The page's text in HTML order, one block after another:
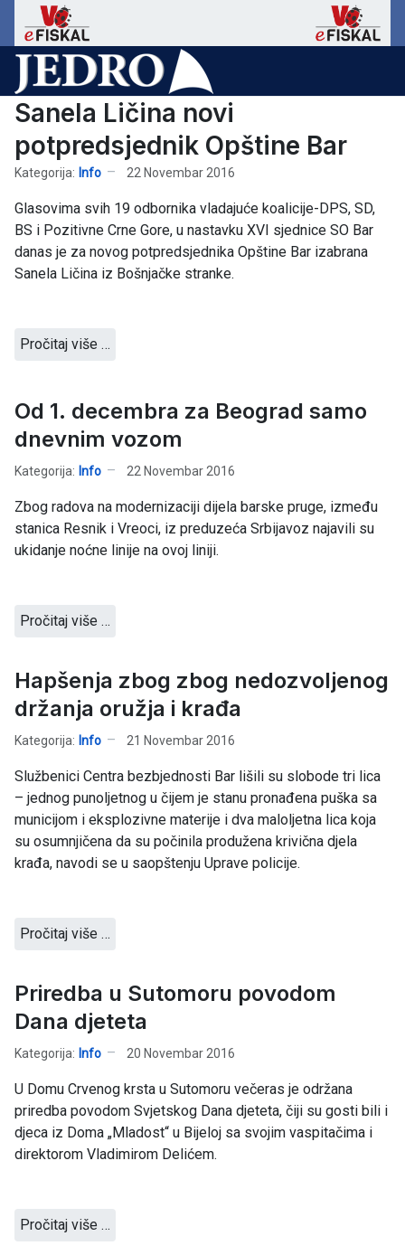
Sanela Ličina novi
potpredsjednik Opštine Bar
Kategorija: Info 22 Novembar 2016
Glasovima svih 19 odbornika vladajuće koalicije-DPS, SD,
BS i Pozitivne Crne Gore, u nastavku XVI sjednice SO Bar
danas je za novog potpredsjednika Opštine Bar izabrana
Sanela Ličina iz Bošnjačke stranke.
Pročitaj više …
Od 1. decembra za Beograd samo
dnevnim vozom
Kategorija: Info 22 Novembar 2016
Zbog radova na modernizaciji dijela barske pruge, između
stanica Resnik i Vreoci, iz preduzeća Srbijavoz najavili su
ukidanje noćne linije na ovoj liniji.
Pročitaj više …
Hapšenja zbog zbog nedozvoljenog
držanja oružja i krađa
Kategorija: Info 21 Novembar 2016
Službenici Centra bezbjednosti Bar lišili su slobode tri lica
– jednog punoljetnog u čijem je stanu pronađena puška sa
municijom i eksplozivne materije i dva maloljetna lica koja
su osumnjičena da su počinila produžena krivična djela
krađa, navodi se u saopštenju Uprave policije.
Pročitaj više …
Priredba u Sutomoru povodom
Dana djeteta
Kategorija: Info 20 Novembar 2016
U Domu Crvenog krsta u Sutomoru večeras je održana
priredba povodom Svjetskog Dana djeteta, čiji su gosti bili i
djeca iz Doma „Mladost“ u Bijeloj sa svojim vaspitačima i
direktorom Vladimirom Delićem.
Pročitaj više …